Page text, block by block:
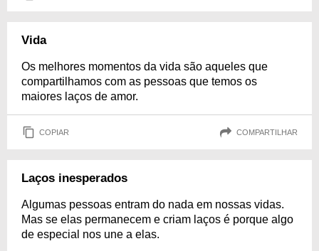
Vida
Os melhores momentos da vida são aqueles que
compartilhamos com as pessoas que temos os
maiores laços de amor.
COPIAR COMPARTILHAR
Laços inesperados
Algumas pessoas entram do nada em nossas vidas.
Mas se elas permanecem e criam laços é porque algo
de especial nos une a elas.